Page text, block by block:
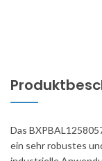
Das
ein sehr robustes